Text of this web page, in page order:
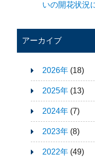
いの開花状況
アーカイブ
2026年(18)
2025年(13)
2024年(7)
2023年(8)
2022年(49)